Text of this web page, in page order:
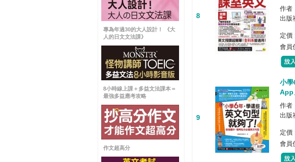
專為年過30的大人設計！ 《大
人的日文文法課》
8小時線上課＋多益文法課本＝
最強多益應考攻略
作文超高分
8
作者
出版
定價
會員
9
小
App
作者
出版
定價
會員